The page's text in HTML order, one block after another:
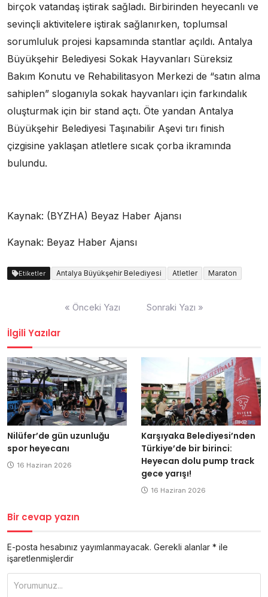
birçok vatandaş iştirak sağladı. Birbirinden heyecanlı ve
sevinçli aktivitelere iştirak sağlanırken, toplumsal
sorumluluk projesi kapsamında stantlar açıldı. Antalya
Büyükşehir Belediyesi Sokak Hayvanları Süreksiz
Bakım Konutu ve Rehabilitasyon Merkezi de “satın alma
sahiplen” sloganıyla sokak hayvanları için farkındalık
oluşturmak için bir stand açtı. Öte yandan Antalya
Büyükşehir Belediyesi Taşınabilir Aşevi tırı finish
çizgisine yaklaşan atletlere sıcak çorba ikramında
bulundu.
Kaynak: (BYZHA) Beyaz Haber Ajansı
Kaynak: Beyaz Haber Ajansı
Etiketler Antalya Büyükşehir Belediyesi Atletler Maraton
« Önceki Yazı Sonraki Yazı »
İlgili Yazılar
Nilüfer’de gün uzunluğu
spor heyecanı
16 Haziran 2026
Karşıyaka Belediyesi’nden
Türkiye’de bir birinci:
Heyecan dolu pump track
gece yarışı!
16 Haziran 2026
Bir cevap yazın
E-posta hesabınız yayımlanmayacak. Gerekli alanlar * ile
işaretlenmişlerdir